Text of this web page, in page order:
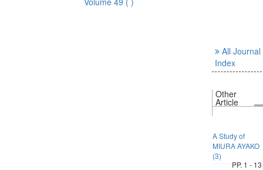
All Journal
Index
Other
Article
A Study of
MIURA AYAKO
(3)
PP. 1 - 13